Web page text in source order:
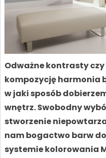
Odważne kontrasty
kompozycję harmonia
w jaki sposób
wnętrz. Swobodny
stworzenie
nam bogactwo barw
systemie kolorowania